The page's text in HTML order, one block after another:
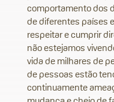
comportamento dos
de diferentes países
respeitar e cumprir
não estejamos
vida de milhares de
de pessoas estão
continuamente